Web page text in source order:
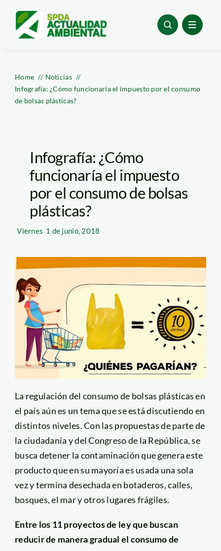
content
Home
Noticias
Infografía: ¿Cómo funcionaría el impuesto por el consumo
de bolsas plásticas?
Infografía: ¿Cómo
funcionaría el impuesto
por el consumo de bolsas
plásticas?
Viernes 1 de junio, 2018
La regulación del consumo de bolsas plásticas en
el país aún es un tema que se está discutiendo en
distintos niveles. Con las propuestas de parte de
la ciudadanía y del Congreso de la República, se
busca detener la contaminación que genera este
producto que en su mayoría es usada una sola
vez y termina desechada en botaderos, calles,
bosques, el mar y otros lugares frágiles.
Entre los 11 proyectos de ley que buscan
reducir de manera gradual el consumo de